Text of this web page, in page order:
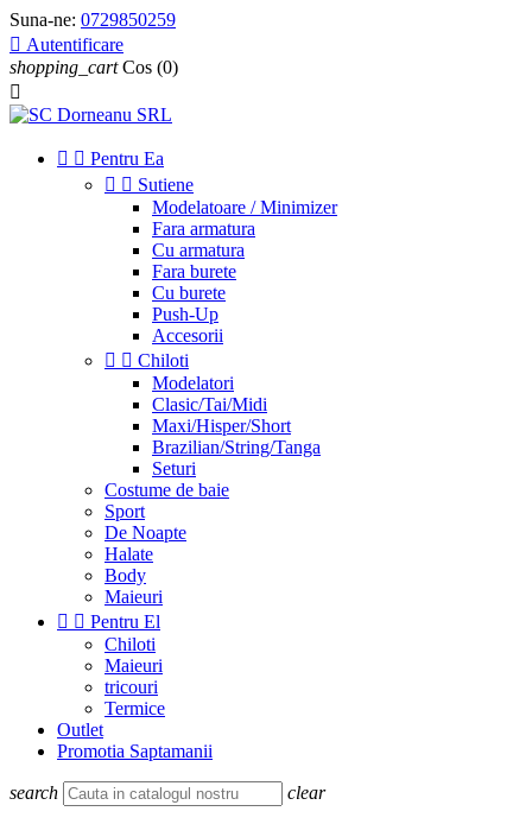
Suna-ne: 0729850259
 Autentificare
shopping_cart Cos (0)

  Pentru Ea
  Sutiene
Modelatoare / Minimizer
Fara armatura
Cu armatura
Fara burete
Cu burete
Push-Up
Accesorii
  Chiloti
Modelatori
Clasic/Tai/Midi
Maxi/Hisper/Short
Brazilian/String/Tanga
Seturi
Costume de baie
Sport
De Noapte
Halate
Body
Maieuri
  Pentru El
Chiloti
Maieuri
tricouri
Termice
Outlet
Promotia Saptamanii
search clear